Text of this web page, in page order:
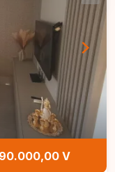
de festas
espaço
moradores.
e agende
para
imóvel e
ideal para
V